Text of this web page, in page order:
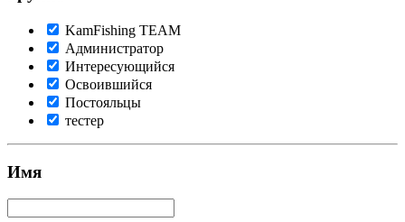
KamFishing TEАМ
Администратор
Интересующийся
Освоившийся
Постояльцы
тестер
Имя